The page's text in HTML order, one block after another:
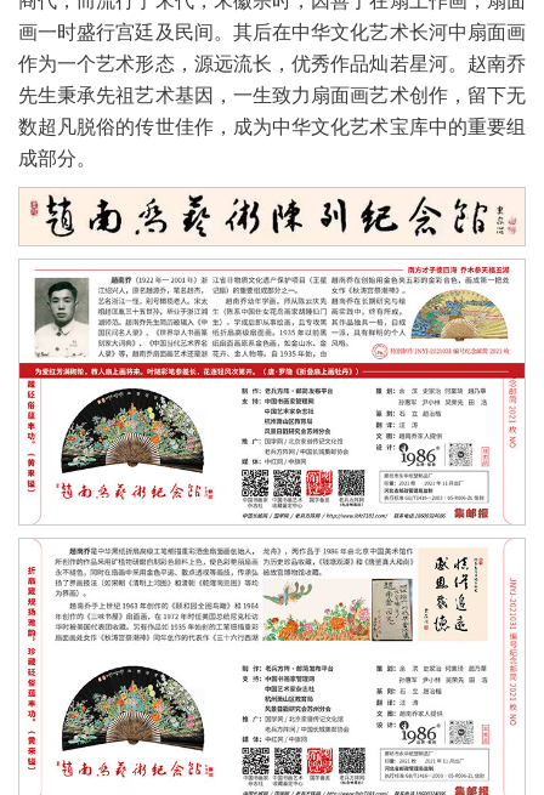
画一时盛行宫廷及民间。其后在中华文化艺术长河中扇面画
作为一个艺术形态，源远流长，优秀作品灿若星河。赵南乔
先生秉承先祖艺术基因，一生致力扇面画艺术创作，留下无
数超凡脱俗的传世佳作，成为中华文化艺术宝库中的重要组
成部分。